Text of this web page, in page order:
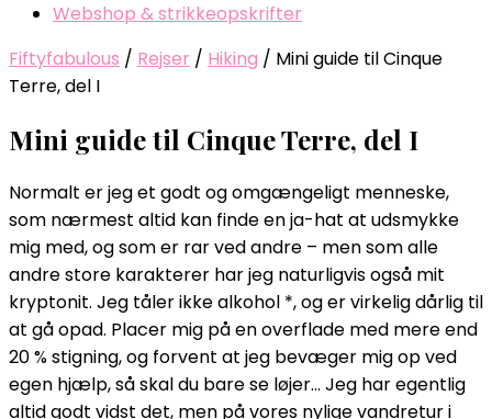
Webshop & strikkeopskrifter
Fiftyfabulous / Rejser / Hiking / Mini guide til Cinque
Terre, del I
Mini guide til Cinque Terre, del I
Normalt er jeg et godt og omgængeligt menneske,
som nærmest altid kan finde en ja-hat at udsmykke
mig med, og som er rar ved andre – men som alle
andre store karakterer har jeg naturligvis også mit
kryptonit. Jeg tåler ikke alkohol *, og er virkelig dårlig til
at gå opad. Placer mig på en overflade med mere end
20 % stigning, og forvent at jeg bevæger mig op ved
egen hjælp, så skal du bare se løjer… Jeg har egentlig
altid godt vidst det, men på vores nylige vandretur i